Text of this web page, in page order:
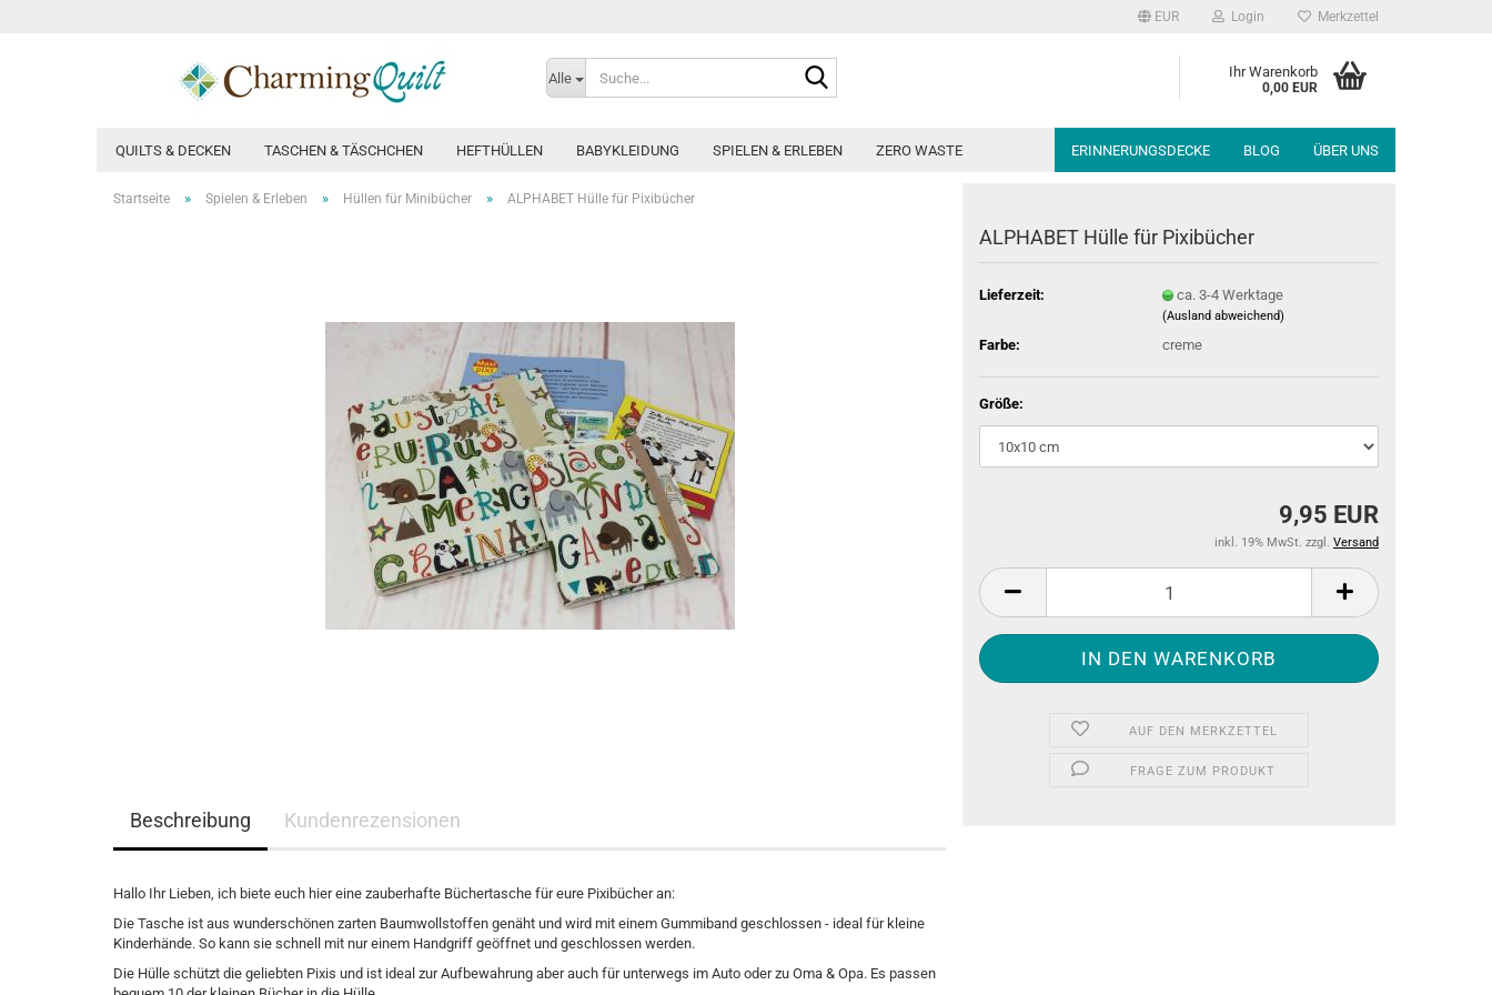
EUR Login Merkzettel
Alle Ihr Warenkorb
0,00 EUR
QUILTS & DECKEN TASCHEN & TÄSCHCHEN HEFTHÜLLEN BABYKLEIDUNG SPIELEN & ERLEBEN ZERO WASTE ERINNERUNGSDECKE BLOG ÜBER UNS
Startseite » Spielen & Erleben » Hüllen für Minibücher » ALPHABET Hülle für Pixibücher
ALPHABET Hülle für Pixibücher
Lieferzeit: ca. 3-4 Werktage
(Ausland abweichend)
Farbe: creme
Größe:
9,95 EUR
inkl. 19% MwSt. zzgl. Versand
AUF DEN MERKZETTEL
FRAGE ZUM PRODUKT
Beschreibung Kundenrezensionen
Hallo Ihr Lieben, ich biete euch hier eine zauberhafte Büchertasche für eure Pixibücher an:
Die Tasche ist aus wunderschönen zarten Baumwollstoffen genäht und wird mit einem Gummiband geschlossen - ideal für kleine
Kinderhände. So kann sie schnell mit nur einem Handgriff geöffnet und geschlossen werden.
Die Hülle schützt die geliebten Pixis und ist ideal zur Aufbewahrung aber auch für unterwegs im Auto oder zu Oma & Opa. Es passen